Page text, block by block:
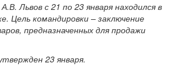
Львов с 21 по 23 января находился в
Цель командировки – заключение
предназначенных для продажи
23 января.